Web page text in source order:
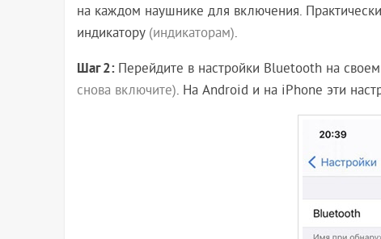
на каждом наушнике для включения.
индикатору (индикаторам).
Шаг 2: Перейдите в настройки Bluetooth на
снова включите). На Android и на iPhone эти